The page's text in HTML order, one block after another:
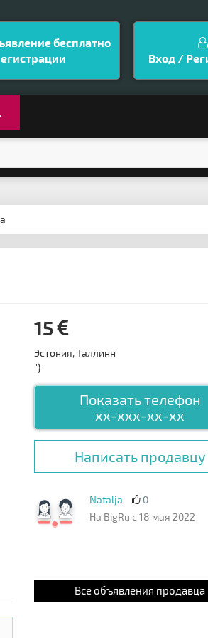
бесплатно
Вход /
15
Эстония, Таллинн
"}
Показать телефон
xx-xxx-xx-xx
Написать продавцу
Natalja
0
На BigRu с 18 мая 2022
Все объявления продавца